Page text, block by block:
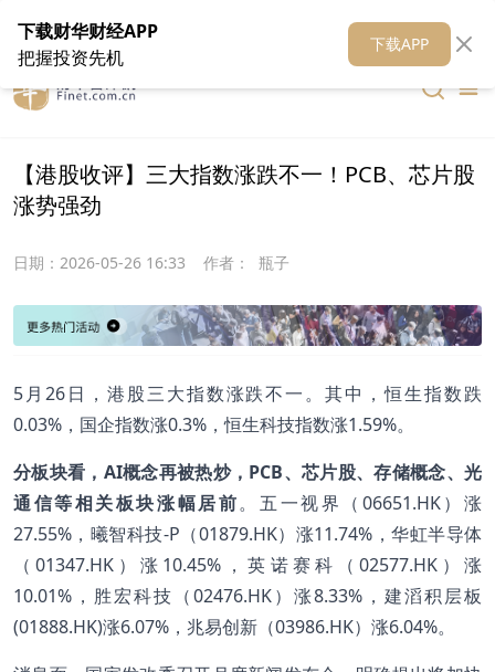
在线客服 关于我们 财华媒体矩阵 财华智库
【港股收评】三大指数涨跌不一！PCB、芯片股
涨势强劲
日期： 2026-05-26 16:33 作者： 瓶子
5月26日，港股三大指数涨跌不一。其中，恒生指数跌
0.03%，国企指数涨0.3%，恒生科技指数涨1.59%。
分板块看，AI概念再被热炒，PCB、芯片股、存储概念、光
通信等相关板块涨幅居前。五一视界（06651.HK）涨
27.55%，曦智科技-P（01879.HK）涨11.74%，华虹半导体
（01347.HK）涨10.45%，英诺赛科（02577.HK）涨
10.01%，胜宏科技（02476.HK）涨8.33%，建滔积层板
(01888.HK)涨6.07%，兆易创新（03986.HK）涨6.04%。
下载财华财经APP
把握投资先机
下载APP